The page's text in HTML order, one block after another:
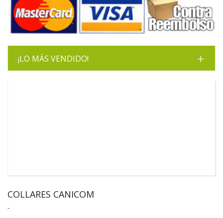
¡LO MÁS VENDIDO!
COLLARES CANICOM
-